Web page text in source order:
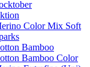
Color Mix Soft
Bamboo
Bamboo Color